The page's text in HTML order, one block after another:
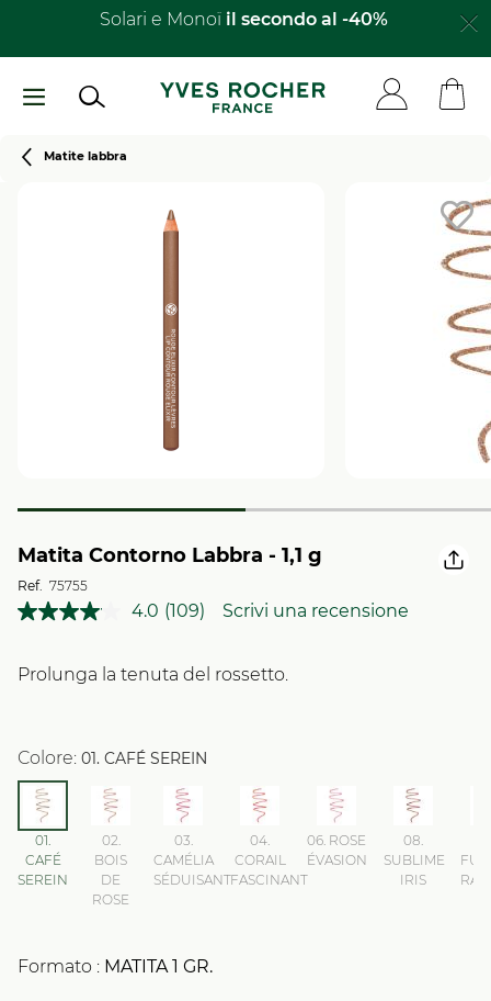
principale
Solari e Monoï il secondo al -40%​
Breadcrumb
Matite labbra
Matita Contorno Labbra - 1,1 g
Ref. 75755
4.0 Leggi
Stesso
(109) Scrivi una recensione
Prolunga la tenuta del rossetto.
Colore: 01. CAFÉ SEREIN
01.
CAFÉ
SEREIN
02.
BOIS
DE
ROSE
03.
CAMÉLIA
SÉDUISANT
04.
CORAIL
FASCINANT
06. ROSE
ÉVASION
08.
SUBLIME
IRIS
Formato : MATITA 1 GR.